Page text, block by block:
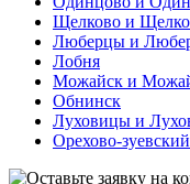
Щелково и
Люберцы и
Лобня
Можайск и
Обнинск
Луховицы и
Орехово-